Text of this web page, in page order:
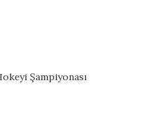
Şampiyonası